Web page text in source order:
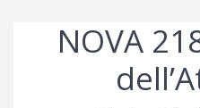
NOVA